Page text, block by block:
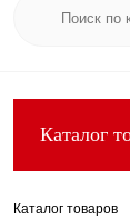
Каталог
Каталог товаров